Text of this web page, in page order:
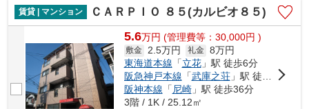
賃貸 | マンション
ＣＡＲＰＩＯ ８５(カルビオ８５)
5.6万円 (管理費等：30,000円 )
敷金 2.5万円 礼金 8万円
東海道本線 「立花」駅 徒歩6分
阪急神戸本線 「武庫之荘」駅 徒歩32分
阪神本線 「 尼崎」駅 徒歩36分
3階 / 1K / 25.12㎡